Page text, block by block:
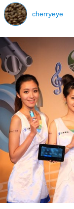
cherryeye